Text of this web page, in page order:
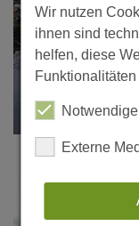
Wir nutzen
ihnen sind
helfen, diese
Externe